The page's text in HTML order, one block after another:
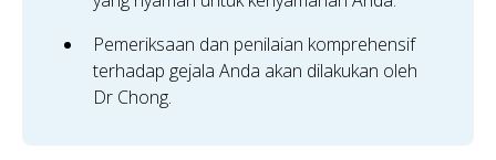
Pemeriksaan dan penilaian komprehensif
terhadap gejala Anda akan dilakukan oleh
Dr Chong.